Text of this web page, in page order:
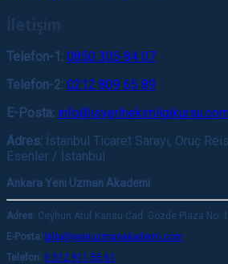
İletişim
Telefon-1: 0850 305 84 07
Telefon-2: 0212 809 65 89
E-Posta: info@isyerihekimligikursu.com
Adres: İstanbul Ticaret Sarayı, Oruç
Esenler / İstanbul
Ankara Yeni Uzman Akademi
Adres: Ceyhun Atuf Kansu Cad. Gözde Plaza
E-Posta: bilgi@yeniuzmanakademi.com
Telefon: 0 312 911 55 61